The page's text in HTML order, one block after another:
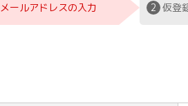
メールアドレスの入力 2 仮登